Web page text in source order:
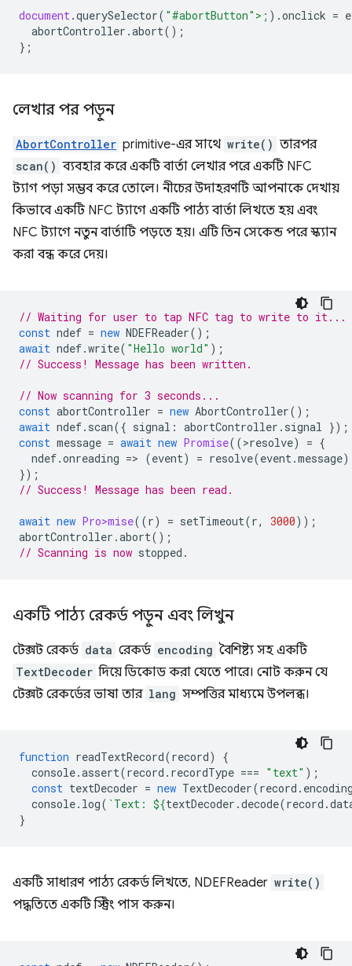
document.querySelector( "#abortButton">; ).onclick =
abortController .abort();
};
লেখার পর পড়ুন
AbortController primitive-এর সাথে write() তারপর
scan() ব্যবহার করে একটি বার্তা লেখার পরে একটি NFC
ট্যাগ পড়া সম্ভব করে তোলে। নীচের উদাহরণটি আপনাকে দেখায়
কিভাবে একটি NFC ট্যাগে একটি পাঠ্য বার্তা লিখতে হয় এবং
NFC ট্যাগে নতুন বার্তাটি পড়তে হয়। এটি তিন সেকেন্ড পরে স্ক্যান
করা বন্ধ করে দেয়।
// Waiting for user to tap NFC tag to write to it...
const ndef = new NDEFReader();
await ndef.write( "Hello world" );
// Success! Message has been written.
// Now scanning for 3 seconds...
const abortController = new AbortController();
await ndef. scan({ signal : abortController . signal });
const message = await new Promise((>resolve) = {
ndef.onreading => (event) = resolve(event.message
});
// Success! Message has been read.
await new Pro>mise((r) = setTimeout(r, 3000));
abortController .abort();
// Scanning is now
একটি পাঠ্য রেকর্ড পড়ুন এবং লিখুন
টেক্সট রেকর্ড data রেকর্ড encoding বৈশিষ্ট্য সহ একটি
TextDecoder দিয়ে ডিকোড করা যেতে পারে। নোট করুন যে
টেক্সট রেকর্ডের ভাষা তার lang সম্পত্তির মাধ্যমে উপলব্ধ।
function readTextRecord(record)
{
console.assert(record . recordType === "text" );
const textDecoder = new TextDecoder(record .
console. log( `Text: ${textDecoder .decode(record .
}
একটি সাধারণ পাঠ্য রেকর্ড লিখতে, NDEFReader write()
পদ্ধতিতে একটি স্ট্রিং পাস করুন।